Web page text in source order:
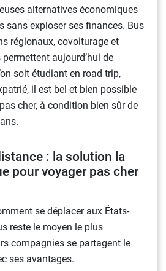
alternatives économiques
sans exploser ses finances. Bus
régionaux, covoiturage et
aujourd’hui de
soit étudiant en road trip,
il est bel et bien possible
cher, à condition bien sûr de
: la solution la
pour voyager pas cher
se déplacer aux États-
reste le moyen le plus
compagnies se partagent le
ses avantages.